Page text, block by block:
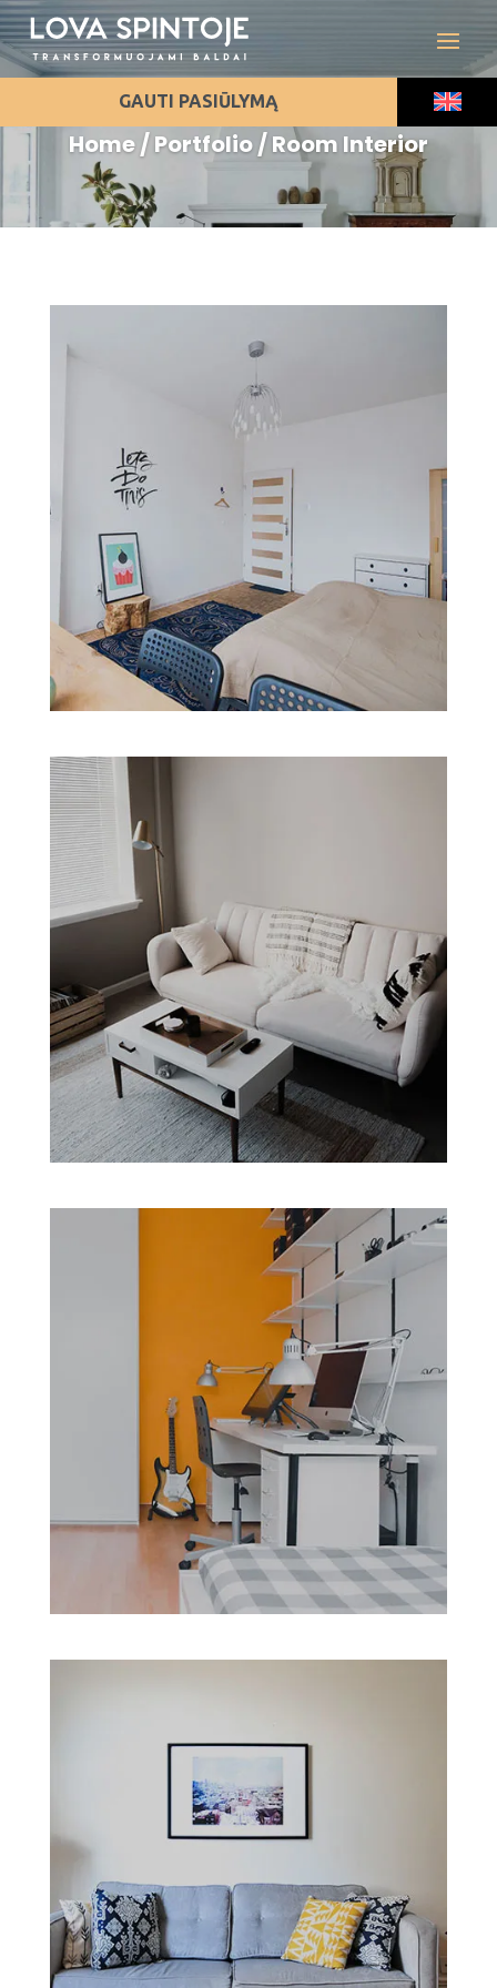
GAUTI PASIŪLYMĄ
Room Interior
Home / Portfolio / Room Interior